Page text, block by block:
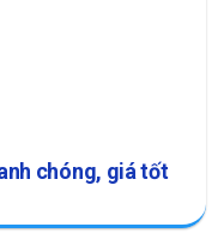
chóng, giá tốt